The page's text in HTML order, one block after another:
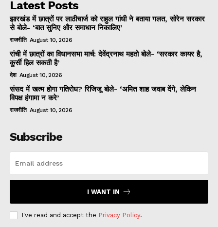
Latest Posts
झारखंड में छात्रों पर लाठीचार्ज को राहुल गांधी ने बताया गलत, सोरेन सरकार
से बोले- ‘बात सुनिए और समाधान निकालिए’
राजनीति August 10, 2026
रांची में छात्रों का विधानसभा मार्च: देवेंद्रनाथ महतो बोले- ‘सरकार कायर है,
कुर्सी हिल सकती है’
देश August 10, 2026
संसद में खत्म होगा गतिरोध? रिजिजू बोले- ‘अमित शाह जवाब देंगे, लेकिन
विपक्ष हंगामा न करे’
राजनीति August 10, 2026
Subscribe
I WANT IN
I've read and accept the Privacy Policy.